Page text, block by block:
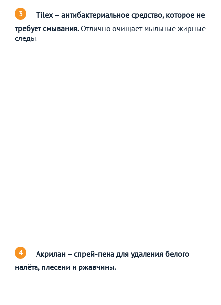
Tilex – антибактериальное средство, которое не
требует смывания.Отлично очищает мыльные жирные
следы.
Акрилан – спрей-пена для удаления белого
налёта, плесени и ржавчины.